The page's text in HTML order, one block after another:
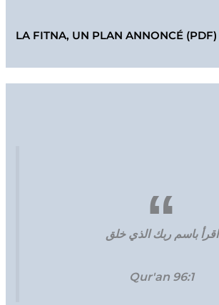
LA FITNA, UN PLAN ANNONCÉ (PDF)
اقرأ باسم ربك الذي خلق
Qur'an 96:1